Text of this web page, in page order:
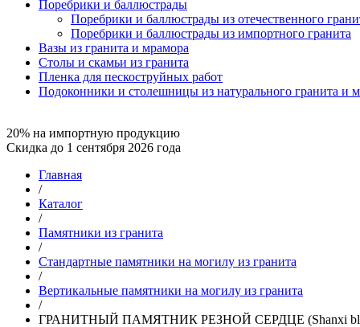
Поребрики и баллюстрады
Поребрики и баллюстрады из отечественного
Поребрики и баллюстрады из импортного гранита
Вазы из гранита и мрамора
Столы и скамьи из гранита
Пленка для пескоструйных работ
Подоконники и столешницы из натурального гранита и
20% на импортную продукцию
Скидка до 1 сентября 2026 года
Главная
/
Каталог
/
Памятники из гранита
/
Стандартные памятники на могилу из гранита
/
Вертикальные памятники на могилу из гранита
/
ГРАНИТНЫЙ ПАМЯТНИК РЕЗНОЙ СЕРДЦЕ (Shanxi